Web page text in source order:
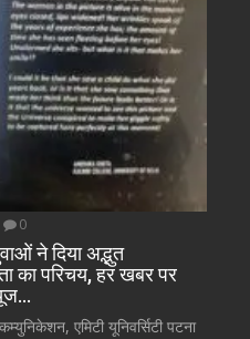
0
ने दिया अद्भुत
का परिचय, हर खबर पर
एमिटी यूनिवर्सिटी पटना